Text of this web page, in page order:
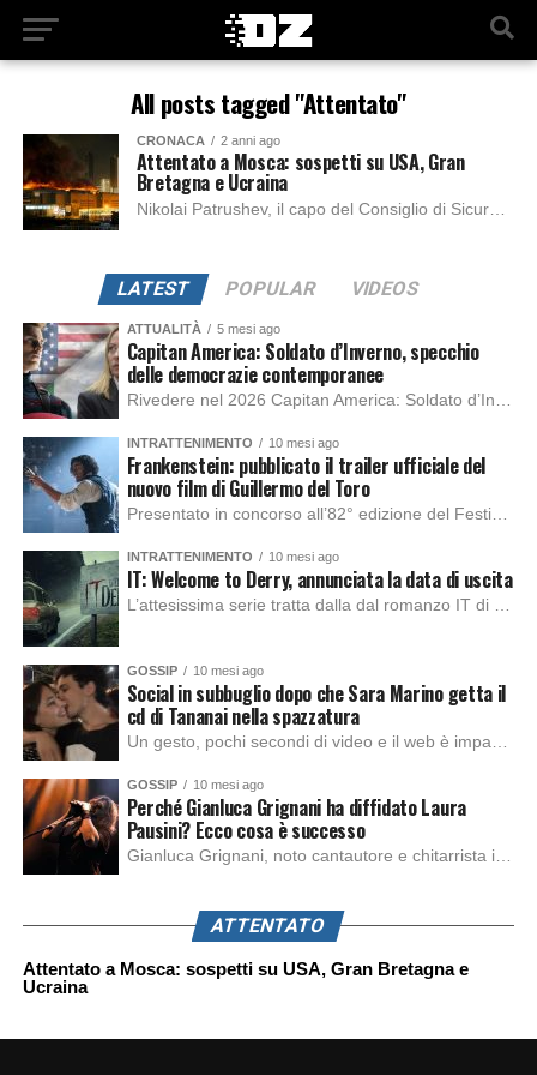
All posts tagged "Attentato"
CRONACA 2 anni ago
Attentato a Mosca: sospetti su USA, Gran
Bretagna e Ucraina
Nikolai Patrushev, il capo del Consiglio di Sicurezza russo, ha risposto con una battuta scherzosa ai giornalisti che lo hanno interrogato sulla responsabilità della strage al...
LATEST POPULAR VIDEOS
ATTUALITÀ 5 mesi ago
Capitan America: Soldato d’Inverno, specchio
delle democrazie contemporanee
INTRATTENIMENTO 10 mesi ago
Frankenstein: pubblicato il trailer ufficiale del
nuovo film di Guillermo del Toro
INTRATTENIMENTO 10 mesi ago
IT: Welcome to Derry, annunciata la data di uscita
GOSSIP 10 mesi ago
Social in subbuglio dopo che Sara Marino getta il
cd di Tananai nella spazzatura
GOSSIP 10 mesi ago
Perché Gianluca Grignani ha diffidato Laura
Pausini? Ecco cosa è successo
ATTENTATO
Attentato a Mosca: sospetti su USA, Gran Bretagna e
Ucraina